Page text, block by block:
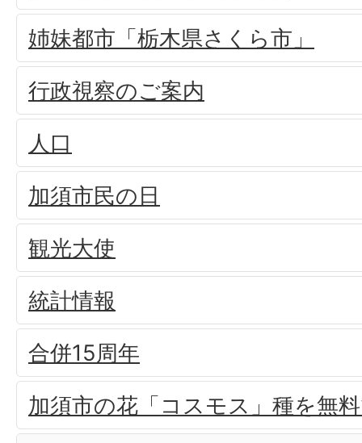
姉妹都市「栃木県さくら市」
行政視察のご案内
人口
加須市民の日
観光大使
統計情報
合併15周年
加須市の花「コスモス」種を無